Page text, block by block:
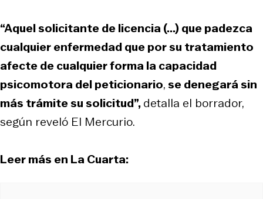
“Aquel solicitante de licencia (...) que padezca
cualquier enfermedad que por su tratamiento
afecte de cualquier forma la capacidad
psicomotora del peticionario,se denegará sin
más trámite su solicitud”,detalla el borrador,
según reveló El Mercurio.
Leer más en La Cuarta: